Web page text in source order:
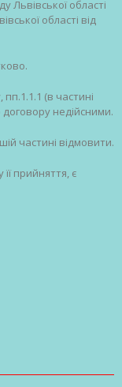
Львівської області
області від
(в частині
договору недійсними.
частині відмовити.
прийняття, є